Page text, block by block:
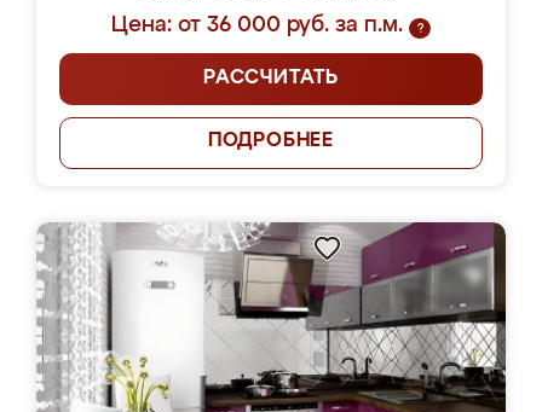
Цена: от 36 000 руб. за п.м.
?
РАССЧИТАТЬ
ПОДРОБНЕЕ